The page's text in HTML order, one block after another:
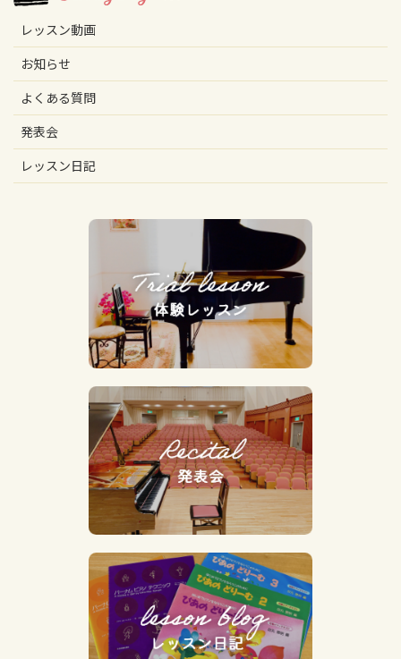
レッスン動画
お知らせ
よくある質問
発表会
レッスン日記